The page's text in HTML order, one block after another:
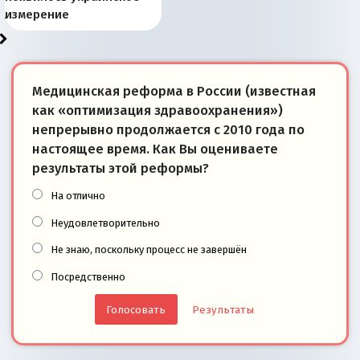
«переобувании» хозяев
суверенной экономике
Анкориджа
внутренней политике
отношениям с Россией?
Южной Осетии
измерение
Медицинская реформа в России (известная
как «оптимизация здравоохранения»)
непрерывно продолжается с 2010 года по
настоящее время. Как Вы оцениваете
результаты этой реформы?
На отлично
Неудовлетворительно
Не знаю, поскольку процесс не завершён
Посредственно
Результаты